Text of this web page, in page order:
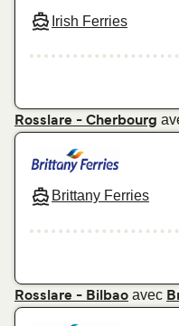
Irish Ferries
Rosslare - Cherbourg
Brittany Ferries
Rosslare - Bilbao avec